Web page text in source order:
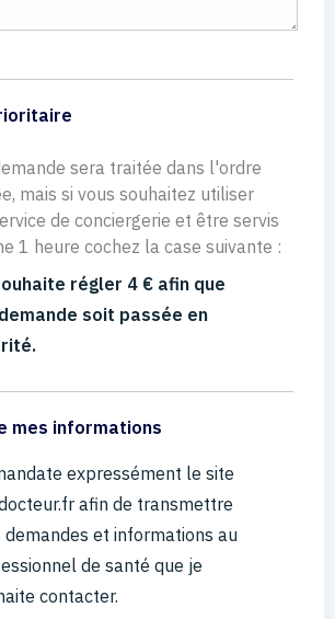
sera traitée dans l'ordre
mais si vous souhaitez utiliser
de conciergerie et être servis
1 heure cochez la case suivante :
régler 4 € afin que
soit passée en
mes informations
expressément le site
afin de transmettre
demandes et informations au
de santé que je
contacter.